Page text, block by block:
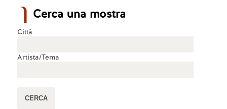
Cerca una mostra
Città
Artista/Tema